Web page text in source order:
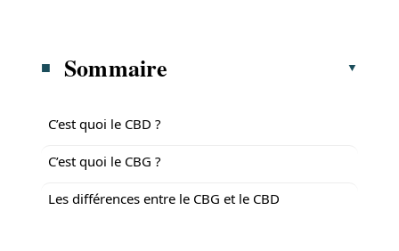
Sommaire
C’est quoi le CBD ?
C’est quoi le CBG ?
Les différences entre le CBG et le CBD